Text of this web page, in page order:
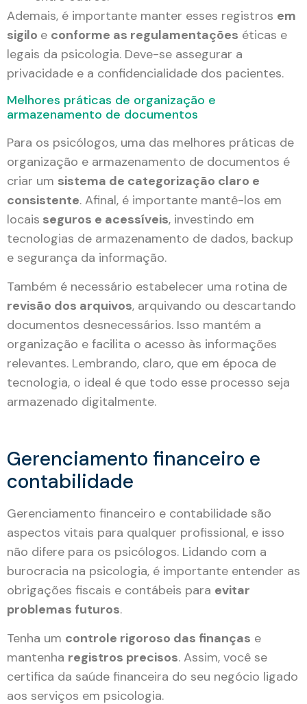
Ademais, é importante manter esses registros em
sigilo e conforme as regulamentações éticas e
legais da psicologia. Deve-se assegurar a
privacidade e a confidencialidade dos pacientes.
Melhores práticas de organização e
armazenamento de documentos
Para os psicólogos, uma das melhores práticas de
organização e armazenamento de documentos é
criar um sistema de categorização claro e
consistente. Afinal, é importante mantê-los em
locais seguros e acessíveis, investindo em
tecnologias de armazenamento de dados, backup
e segurança da informação.
Também é necessário estabelecer uma rotina de
revisão dos arquivos, arquivando ou descartando
documentos desnecessários. Isso mantém a
organização e facilita o acesso às informações
relevantes. Lembrando, claro, que em época de
tecnologia, o ideal é que todo esse processo seja
armazenado digitalmente.
Gerenciamento financeiro e
contabilidade
Gerenciamento financeiro e contabilidade são
aspectos vitais para qualquer profissional, e isso
não difere para os psicólogos. Lidando com a
burocracia na psicologia, é importante entender as
obrigações fiscais e contábeis para evitar
problemas futuros.
Tenha um controle rigoroso das finanças e
mantenha registros precisos. Assim, você se
certifica da saúde financeira do seu negócio ligado
aos serviços em psicologia.